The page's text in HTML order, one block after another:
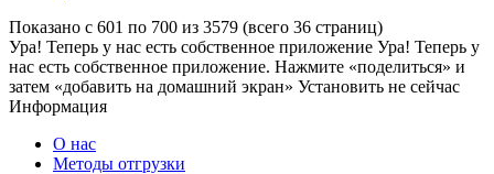
Показано с 601 по 700 из 3579 (всего 36 страниц)
Ура! Теперь у нас есть собственное приложение Ура! Теперь у
нас есть собственное приложение. Нажмите «поделиться» и
затем «добавить на домашний экран» Установить не сейчас
Информация
О нас
Методы отгрузки